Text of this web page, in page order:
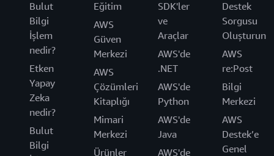
Bulut
Bilgi
İşlem
nedir?
Etken
Yapay
Zeka
nedir?
Bulut
Bilgi
Eğitim
AWS
Güven
Merkezi
AWS
Çözümleri
Kitaplığı
Mimari
Merkezi
Ürünler
SDK'ler
ve
Araçlar
AWS'de
.NET
AWS'de
Python
AWS'de
Java
AWS'de
Destek
Sorgusu
Oluşturun
AWS
re:Post
Bilgi
Merkezi
AWS
Destek’e
Genel